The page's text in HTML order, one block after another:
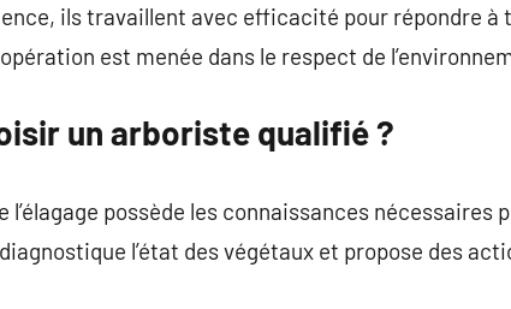
ils travaillent avec efficacité pour répondre à
est menée dans le respect de
un arboriste qualifié ?
l’élagage possède les connaissances
l’état des végétaux et propose des